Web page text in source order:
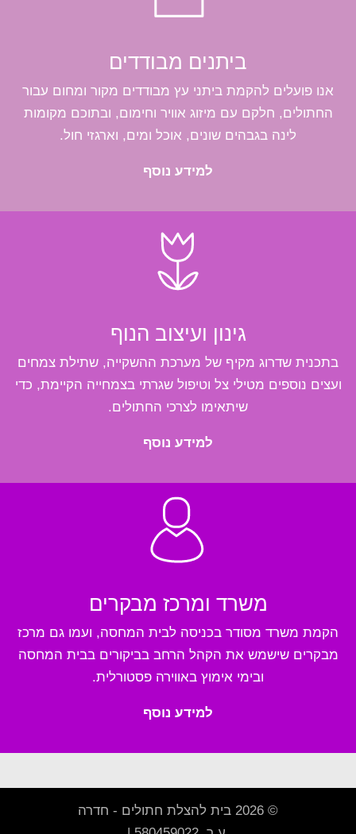
משרד ומרכז מבקרים
הקמת משרד מסודר בכניסה לבית המחסה, ועמו גם מרכז
מבקרים שישמש את הקהל הרחב בביקורים בבית המחסה
ובימי אימוץ באווירה פסטורלית.
למידע נוסף
גינון ועיצוב הנוף
בתכנית שדרוג מקיף של מערכת ההשקייה, שתילת צמחים
ועצים נוספים מטילי צל וטיפול שגרתי בצמחייה הקיימת, כדי
שיתאימו לצרכי החתולים.
למידע נוסף
ביתנים מבודדים
אנו פועלים להקמת ביתני עץ מבודדים מקור ומחום עבור
החתולים, חלקם עם מיזוג אוויר וחימום, ובתוכם מקומות
לינה בגבהים שונים, אוכל ומים, וארגזי חול.
למידע נוסף
© 2026 בית להצלת חתולים - חדרה